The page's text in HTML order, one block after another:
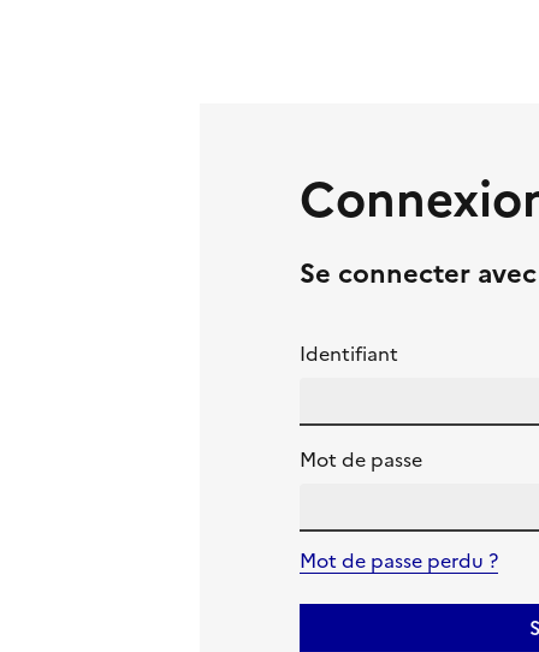
Se connecter
Identifiant
Mot de passe
Mot de passe perdu ?